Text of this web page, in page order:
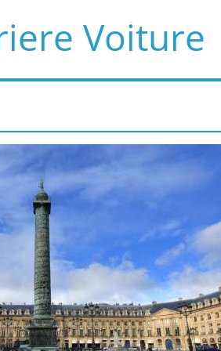
Voiture